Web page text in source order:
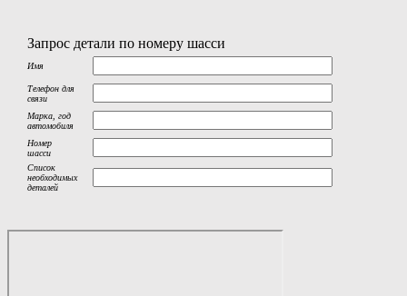
Запрос детали по номеру шасси
Имя
Телефон для
связи
Марка, год
автомобиля
Номер
шасси
Список
необходимых
деталей